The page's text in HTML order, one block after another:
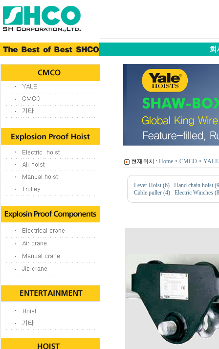
회
현재위치 : Home > CMCO > YALE
Lever Hoist (6)
Hand chain hoist
Cable puller (4)
Electric Winches